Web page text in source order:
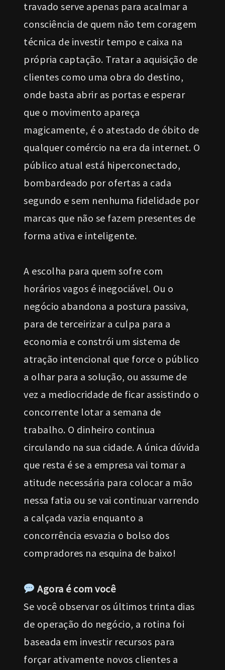
travado serve apenas para acalmar a
consciência de quem não tem coragem
técnica de investir tempo e caixa na
própria captação. Tratar a aquisição de
clientes como uma obra do destino,
onde basta abrir as portas e esperar
que o movimento apareça
magicamente, é o atestado de óbito de
qualquer comércio na era da internet. O
público atual está hiperconectado,
bombardeado por ofertas a cada
segundo e sem nenhuma fidelidade por
marcas que não se fazem presentes de
forma ativa e inteligente.
A escolha para quem sofre com
horários vagos é inegociável. Ou o
negócio abandona a postura passiva,
para de terceirizar a culpa para a
economia e constrói um sistema de
atração intencional que force o público
a olhar para a solução, ou assume de
vez a mediocridade de ficar assistindo o
concorrente lotar a semana de
trabalho. O dinheiro continua
circulando na sua cidade. A única dúvida
que resta é se a empresa vai tomar a
atitude necessária para colocar a mão
nessa fatia ou se vai continuar varrendo
a calçada vazia enquanto a
concorrência esvazia o bolso dos
compradores na esquina de baixo!
Agora é com você
Se você observar os últimos trinta dias
de operação do negócio, a rotina foi
baseada em investir recursos para
forçar ativamente novos clientes a